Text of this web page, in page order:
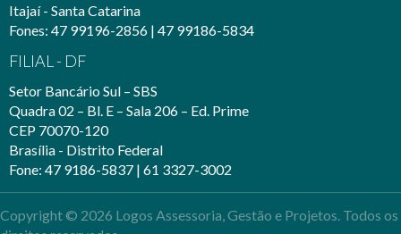
Itajaí - Santa Catarina
Fones: 47 99196-2856 | 47 99186-5834
FILIAL - DF
Setor Bancário Sul – SBS
Quadra 02 – Bl. E – Sala 206 – Ed. Prime
CEP 70070-120
Brasília - Distrito Federal
Fone: 47 9186-5837 | 61 3327-3002
Copyright © 2026 Logos Assessoria, Gestão e Projetos. Todos os